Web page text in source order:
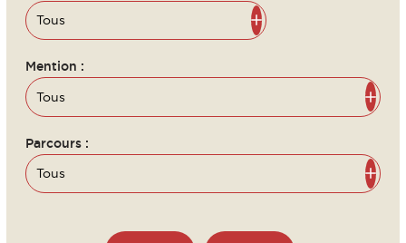
Mention :
Parcours :